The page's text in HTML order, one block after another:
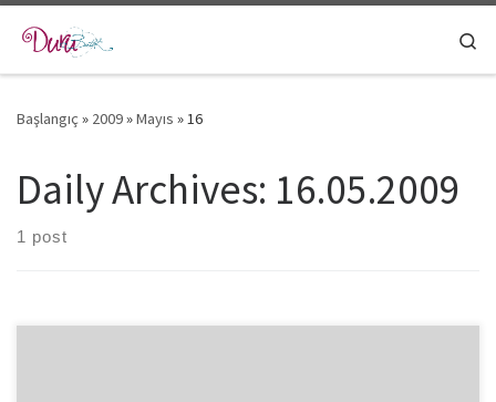
Skip to content
Başlangıç » 2009»Mayıs »16
Daily Archives: 16.05.2009
1 post